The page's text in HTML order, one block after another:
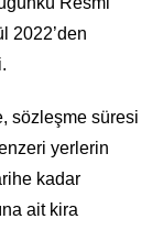
2022’den
sözleşme süresi
yerlerin
kadar
ait kira